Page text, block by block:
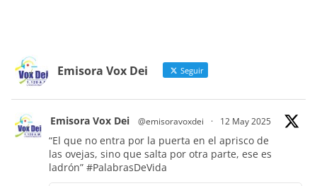
Emisora Vox Dei Seguir
Emisora Vox Dei @emisoravoxdei · 12 May 2025
“El que no entra por la puerta en el aprisco de
las ovejas, sino que salta por otra parte, ese es
ladrón” #PalabrasDeVida